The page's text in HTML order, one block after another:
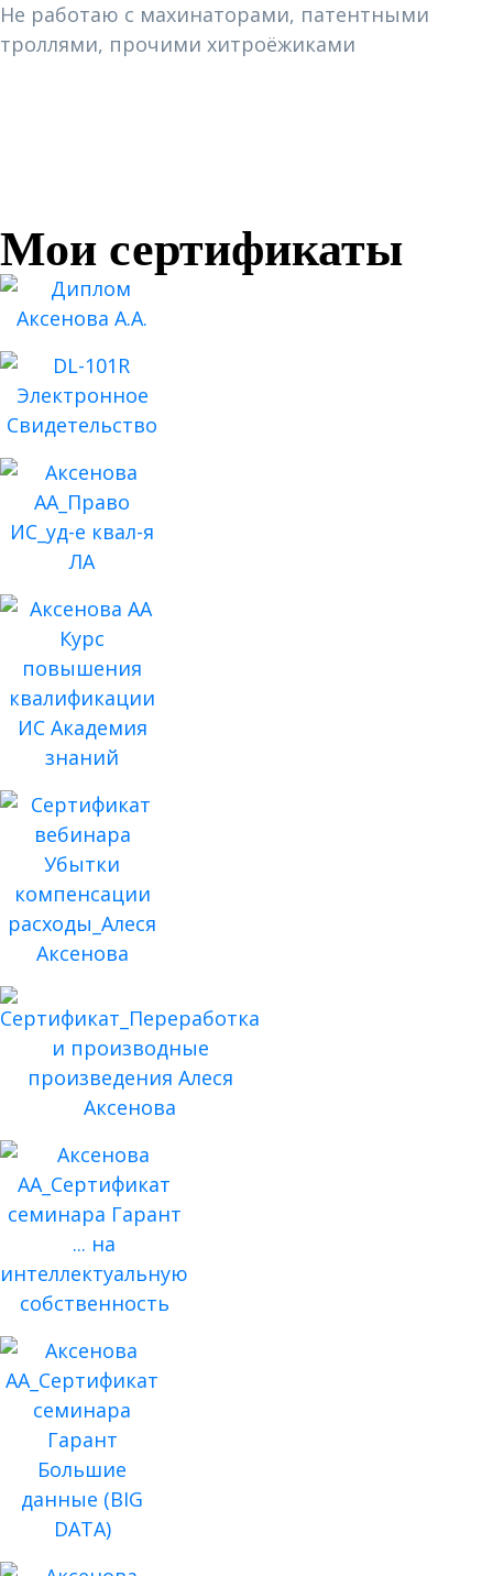
Не работаю с махинаторами, патентными
троллями, прочими хитроёжиками
Мои сертификаты